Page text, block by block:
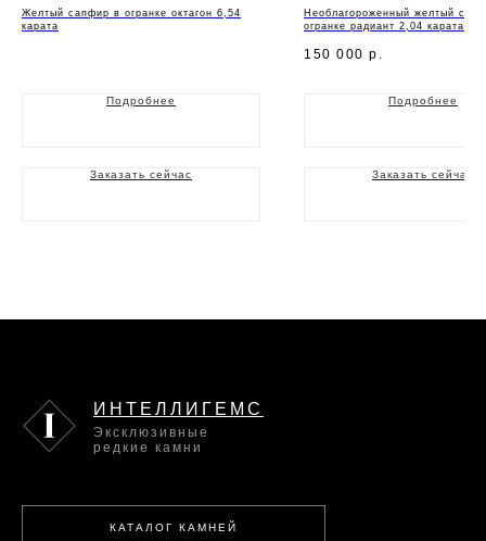
Желтый сапфир в огранке октагон 6,54
карата
Подробнее
Заказать сейчас
Необлагороженный желтый
огранке радиант 2,04 карата
150 000 р.
Подробнее
Заказать сейчас
КАТАЛОГ КАМНЕЙ
Эксклюзивные
редкие камни
ИНТЕЛЛИГЕМС